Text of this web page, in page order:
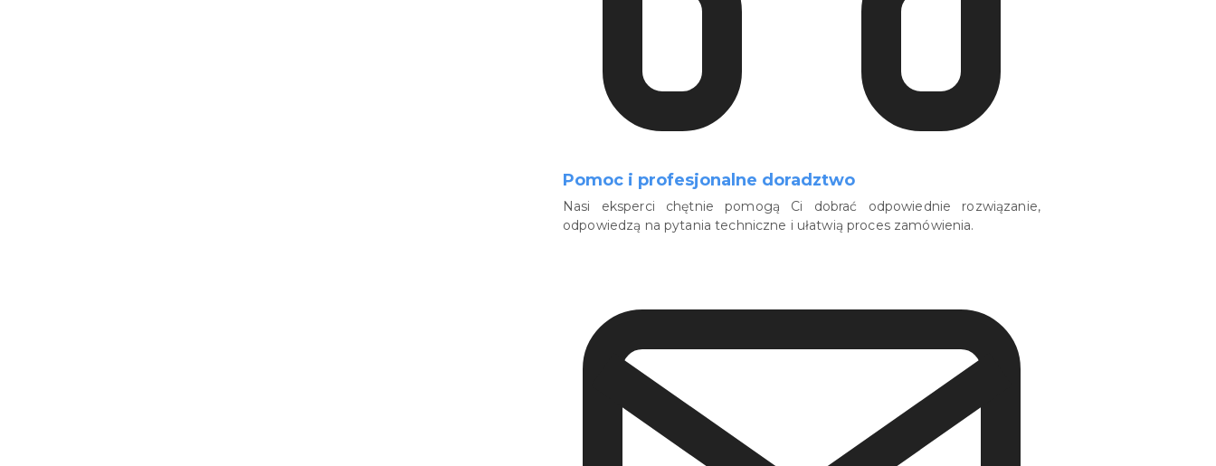
Pomoc i profesjonalne doradztwo
Nasi eksperci chętnie pomogą Ci dobrać odpowiednie rozwiązanie,
odpowiedzą na pytania techniczne i ułatwią proces zamówienia.